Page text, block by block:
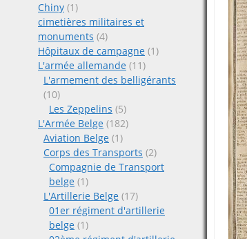
Chiny (1)
cimetières militaires et
monuments (4)
Hôpitaux de campagne (1)
L'armée allemande (11)
L'armement des belligérants
(10)
Les Zeppelins (5)
L'Armée Belge (182)
Aviation Belge (1)
Corps des Transports (2)
Compagnie de Transport
belge (1)
L'Artillerie Belge (17)
01er régiment d'artillerie
belge (1)